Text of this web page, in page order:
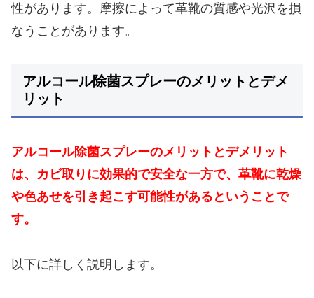
性があります。摩擦によって革靴の質感や光沢を損
なうことがあります。
アルコール除菌スプレーのメリットとデメ
リット
アルコール除菌スプレーのメリットとデメリット
は、カビ取りに効果的で安全な一方で、革靴に乾燥
や色あせを引き起こす可能性があるということで
す。
以下に詳しく説明します。